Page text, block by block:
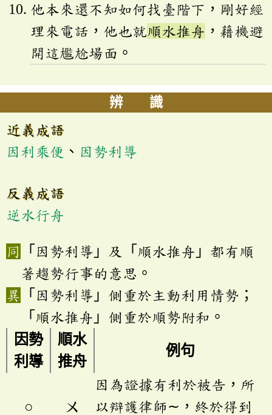
他本來還不知如何找臺階下，剛好經
理來電話，他也就順水推舟 ，藉機避
開這尷尬場面。
辨 識
近義成語
因利乘便 、 因勢利導
反義成語
逆水行舟
「因勢利導」及「順水推舟」都有順
著趨勢行事的意思。
「因勢利導」側重於主動利用情勢；
「順水推舟」側重於順勢附和。
因勢
利導
順水
推舟
例句
○ ㄨ
因為證據有利於被告，所
以辯護律師∼，終於得到